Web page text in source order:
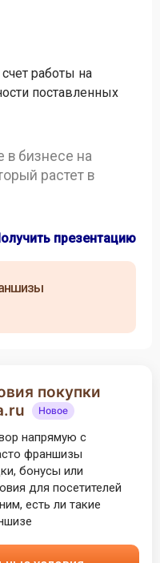
работы на
поставленных
в бизнесе на
растет в
презентацию
покупки
Новое
напрямую с
франшизы
бонусы или
для посетителей
есть ли такие